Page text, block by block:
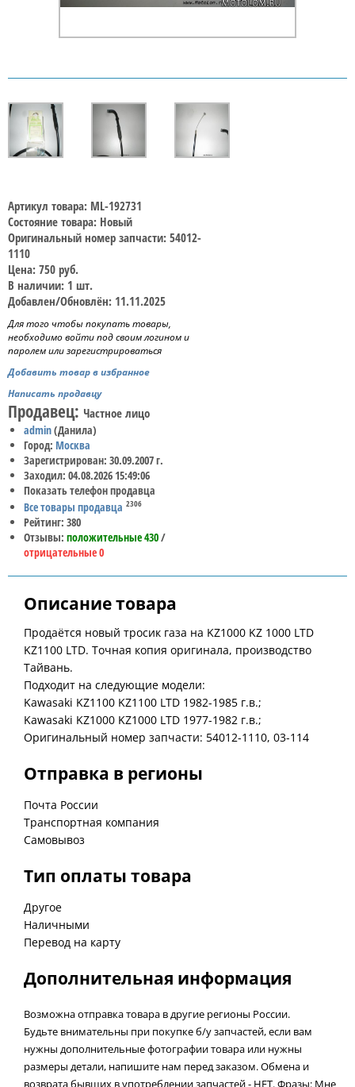
Артикул товара: ML-192731
Состояние товара: Новый
Оригинальный номер запчасти: 54012-
1110
Цена: 750 руб.
В наличии: 1 шт.
Добавлен/Обновлён: 11.11.2025
Для того чтобы покупать товары,
необходимо войти под своим логином и
паролем или зарегистрироваться
Добавить товар в избранное
Написать продавцу
Продавец: Частное лицо
admin(Данила)
Город: Москва
Зарегистрирован: 30.09.2007 г.
Заходил: 04.08.2026 15:49:06
Показать телефон продавца
Все товары продавца 2306
Рейтинг: 380
Отзывы: положительные 430/
отрицательные 0
Описание товара
Продаётся новый тросик газа на KZ1000 KZ 1000 LTD
KZ1100 LTD. Точная копия оригинала, производство
Тайвань.
Подходит на следующие модели:
Kawasaki KZ1100 KZ1100 LTD 1982-1985 г.в.;
Kawasaki KZ1000 KZ1000 LTD 1977-1982 г.в.;
Отправка в регионы
Почта России
Транспортная компания
Самовывоз
Тип оплаты товара
Другое
Наличными
Перевод на карту
Дополнительная информация
Возможна отправка товара в другие регионы России.
Будьте внимательны при покупке б/у запчастей, если вам
нужны дополнительные фотографии товара или нужны
размеры детали, напишите нам перед заказом. Обмена и
возврата бывших в употреблении запчастей - НЕТ. Фразы: Мне